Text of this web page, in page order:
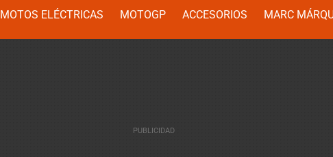
MOTOS ELÉCTRICAS MOTOGP ACCESORIOS
MARC